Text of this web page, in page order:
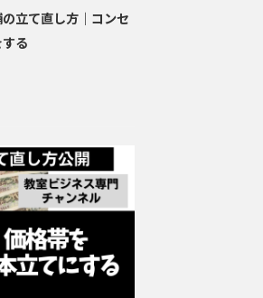
立て直し方｜コンセ
る